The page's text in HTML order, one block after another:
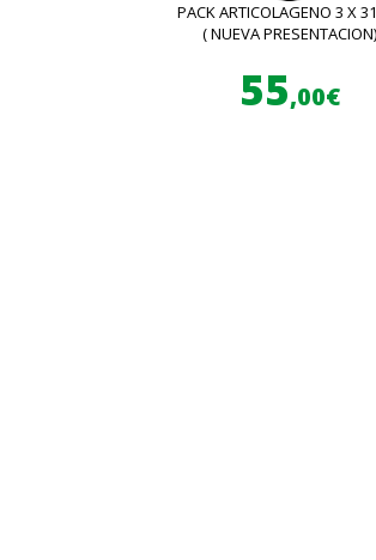
PACK ARTICOLAGENO 3 X
( NUEVA PRESENTACION)
55,00€